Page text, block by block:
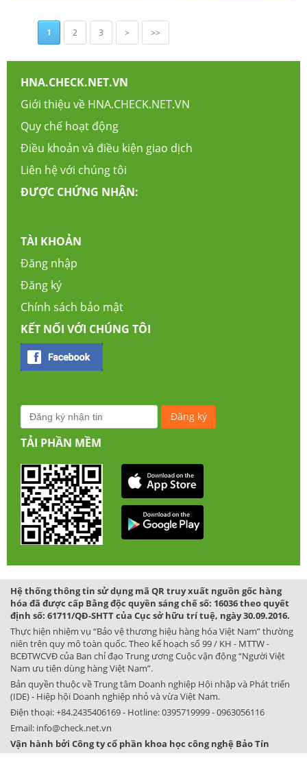
1 2 3 > >>
HNA.CHECK.NET.VN
Giới thiệu về HNA.CHECK.NET.VN
Quy chế hoạt động
Điều khoản và điều kiện giao dịch
Liên hệ với chúng tôi
ĐƯỢC CHỨNG NHẬN:
TÀI KHOẢN
Đăng nhập
Đăng ký
Chính sách bảo mật
KẾT NỐI VỚI CHÚNG TÔI
TẢI PHẦN MỀM
Hệ thống thông tin sử dụng mã QR truy xuất nguồn gốc hàng
hóa đã được cấp Bằng độc quyền sáng chế số: 16036 theo quyết
định số: 61711/QĐ-SHTT của Cục sở hữu trí tuệ, ngày 30.09.2016.
Thực hiện nhiệm vụ “Bảo vệ thương hiệu hàng hóa Việt Nam” thường
niên trên quy mô toàn quốc. Theo kế hoạch số 99 / KH - MTTW -
BCĐTWCVĐ của Ban chỉ đạo Trung ương Cuộc vận động “Người Việt
Nam ưu tiên dùng hàng Việt Nam”.
Bản quyền thuộc về Trung tâm Doanh nghiệp Hội nhập và Phát triển
(IDE) - Hiệp hội Doanh nghiệp nhỏ và vừa Việt Nam.
Điện thoại:+84.2435406169- Hotline:0395719999-0963056116
Email: info@check.net.vn
Vận hành bởi Công ty cổ phần khoa học công nghệ Bảo Tín